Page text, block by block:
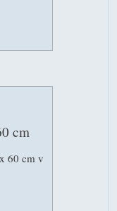
cm
60 cm v